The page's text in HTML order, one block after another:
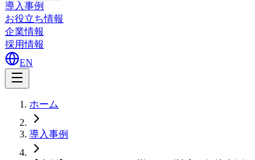
導入事例
お役立ち情報
企業情報
採用情報
EN
ホーム
導入事例